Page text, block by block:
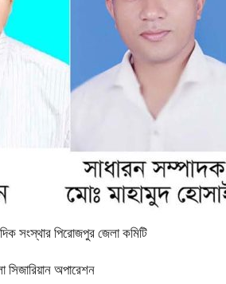
সংস্থার পিরোজপুর জেলা কমিটি
সিজারিয়ান অপারেশন